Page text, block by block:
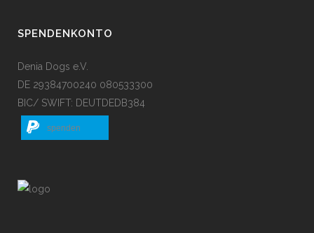
SPENDENKONTO
Denia Dogs e.V.
DE 29384700240 080533300
BIC/ SWIFT: DEUTDEDB384
spenden